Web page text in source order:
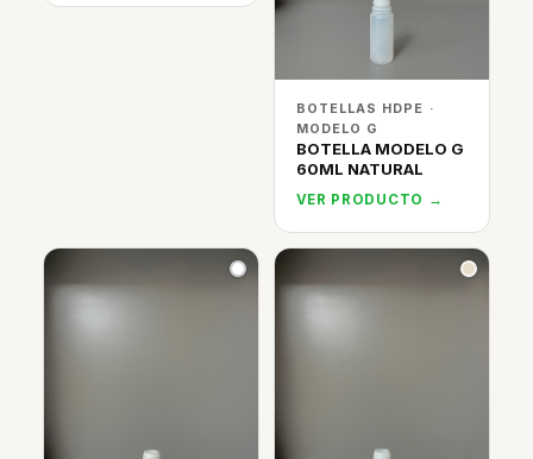
BOTELLAS HDPE ·
MODELO G
BOTELLA MODELO G
60ML NATURAL
VER PRODUCTO →